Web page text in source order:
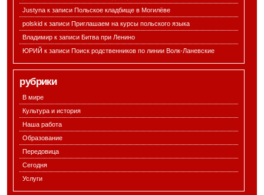
Justyna к записиПольское кладбище в Могилёве
polskid к записиПриглашаем на курсы польского языка
Владимир к записи Битва при Ленино
ЮРИЙ к записиПоиск родственников по линии Волк-Ланевские
рубрики
В мире
Культура и история
Наша работа
Образование
Передовица
Сегодня
Услуги